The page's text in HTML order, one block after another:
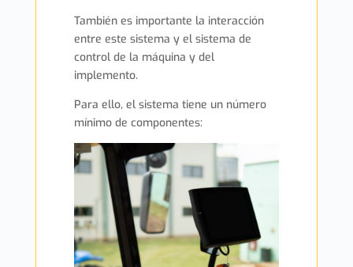
También es importante la interacción
entre este sistema y el sistema de
control de la máquina y del
implemento.
Para ello, el sistema tiene un número
mínimo de componentes: